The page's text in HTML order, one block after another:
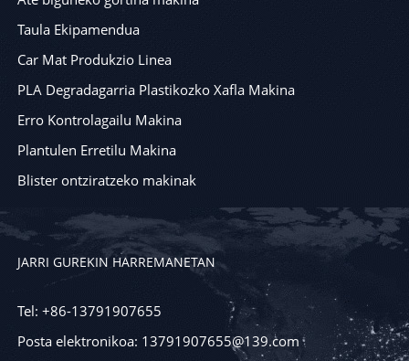
Taula Ekipamendua
Car Mat Produkzio Linea
PLA Degradagarria Plastikozko Xafla Makina
Erro Kontrolagailu Makina
Plantulen Erretilu Makina
Blister ontziratzeko makinak
JARRI GUREKIN HARREMANETAN
Tel: +86-13791907655
Posta elektronikoa: 13791907655@139.com